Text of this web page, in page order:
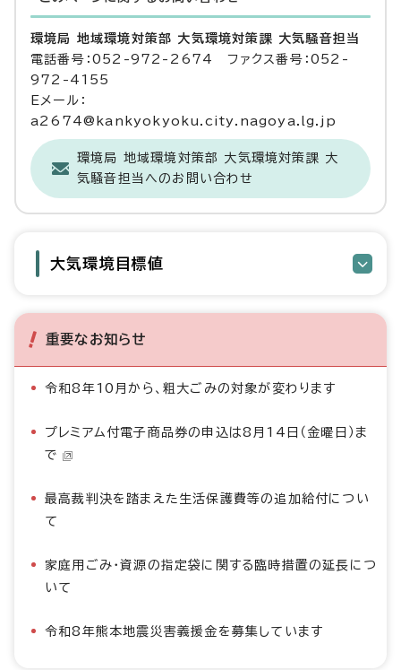
環境局 地域環境対策部 大気環境対策課 大気騒音担当
電話番号：052-972-2674 ファクス番号：052-
972-4155
Eメール：
a2674@kankyokyoku.city.nagoya.lg.jp
環境局 地域環境対策部 大気環境対策課 大
気騒音担当へのお問い合わせ
大気環境目標値
重要なお知らせ
令和8年10月から、粗大ごみの対象が変わります
プレミアム付電子商品券の申込は8月14日（金曜日）ま
で
最高裁判決を踏まえた生活保護費等の追加給付につい
て
家庭用ごみ・資源の指定袋に関する臨時措置の延長につ
いて
令和8年熊本地震災害義援金を募集しています